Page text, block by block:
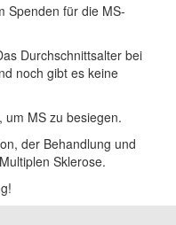
Spenden für die MS-
Durchschnittsalter bei
noch gibt es keine
um MS zu besiegen.
der Behandlung und
Sklerose.